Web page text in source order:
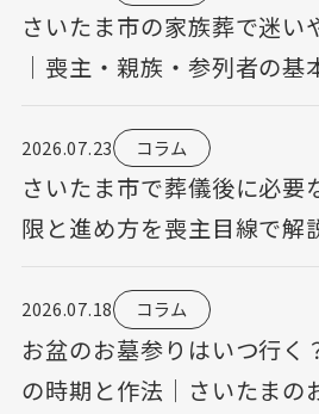
さいたま市の家族葬で迷い
｜喪主・親族・参列者の基
2026.07.23 コラム
さいたま市で葬儀後に必要
限と進め方を喪主目線で解
2026.07.18 コラム
お盆のお墓参りはいつ行く
の時期と作法｜さいたまの